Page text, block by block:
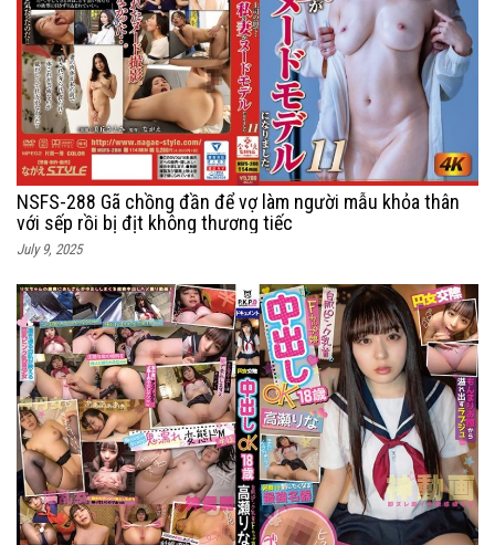
NSFS-288 Gã chồng đần để vợ làm người mẫu khỏa thân
với sếp rồi bị địt không thương tiếc
July 9, 2025